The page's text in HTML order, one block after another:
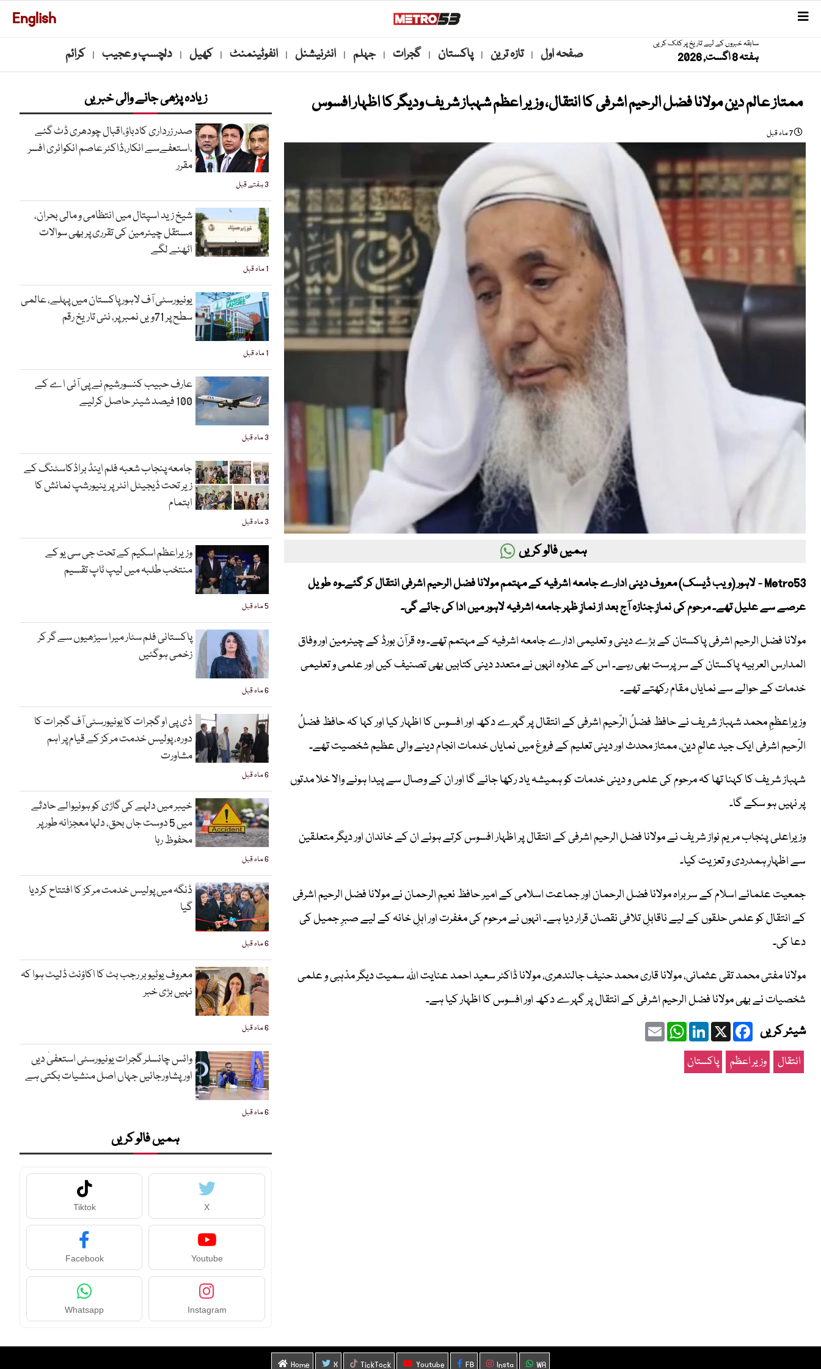
English
سابقہ خبروں کے لیے تاریخ پر کلک کریں
ہفتہ 8 اگست, 2026 صفحہ اول | تازہ ترین | پاکستان | گجرات | جہلم | انٹرنیشنل | انفوٹینمنٹ | کھیل | دلچسپ و عجیب | کرائم
ممتاز عالم دین مولانا فضل الرحیم اشرفی کا انتقال، وزیر اعظم شہباز شریف ودیگر کا اظہار افسوس
7 ماہ قبل
ہمیں فالو کریں
Metro53 - لاہور (ویب ڈیسک) معروف دینی ادارے جامعہ اشرفیہ کے مہتمم مولانا فضل الرحیم اشرفی انتقال کر گئے۔وہ طویل
عرصے سے علیل تھے۔ مرحوم کی نمازِ جنازہ آج بعد از نمازِ ظہر جامعہ اشرفیہ لاہور میں ادا کی جائے گی۔
مولانا فضل الرحیم اشرفی پاکستان کے بڑے دینی و تعلیمی ادارے جامعہ اشرفیہ کے مہتمم تھے۔ وہ قرآن بورڈ کے چیئرمین اور وفاق
المدارس العربیہ پاکستان کے سرپرست بھی رہے۔ اس کے علاوہ انہوں نے متعدد دینی کتابیں بھی تصنیف کیں اور علمی و تعلیمی
خدمات کے حوالے سے نمایاں مقام رکھتے تھے۔
وزیراعظمِ محمد شہباز شریف نے حافظ فضلُ الرّحیم اشرفی کے انتقال پر گہرے دکھ اور افسوس کا اظہار کیا اور کہا کہ حافظ فضلُ
الرّحیم اشرفی ایک جید عالمِ دین، ممتاز محدث اور دینی تعلیم کے فروغ میں نمایاں خدمات انجام دینے والی عظیم شخصیت تھے۔
شہباز شریف کا کہنا تھا کہ مرحوم کی علمی و دینی خدمات کو ہمیشہ یاد رکھا جائے گا اور ان کے وصال سے پیدا ہونے والا خلا مدتوں
پر نہیں ہو سکے گا۔
وزیراعلی پنجاب مریم نواز شریف نے مولانا فضل الرحیم اشرفی کے انتقال پر اظہار افسوس کرتے ہوئے ان کے خاندان اور دیگر متعلقین
سے اظہارِ ہمدردی و تعزیت کیا۔
جمعیت علمائے اسلام کے سربراہ مولانا فضل الرحمان اور جماعت اسلامی کے امیر حافظ نعیم الرحمان نے مولانا فضل الرحیم اشرفی
کے انتقال کو علمی حلقوں کے لیے ناقابلِ تلافی نقصان قرار دیا ہے۔ انہوں نے مرحوم کی مغفرت اور اہلِ خانہ کے لیے صبرِ جمیل کی
دعا کی۔
مولانا مفتی محمد تقی عثمانی، مولانا قاری محمد حنیف جالندھری، مولانا ڈاکٹر سعید احمد عنایت اللہ سمیت دیگر مذہبی و علمی
شخصیات نے بھی مولانا فضل الرحیم اشرفی کے انتقال پر گہرے دکھ اور افسوس کا اظہار کیا ہے۔
شیئر کریں Facebook
X
LinkedIn
WhatsApp
Email
انتقال وزیر اعظم پاکستان
زیادہ پڑھی جانے والی خبریں
3 ہفتے قبل
صدر زرداری کادباؤ،اقبال چودھری ڈٹ گئے
،استعفےسے انکار،ڈاکٹر عاصم انکوائری افسر
مقرر
1 ماہ قبل
شیخ زید اسپتال میں انتظامی و مالی بحران،
مستقل چیئرمین کی تقرری پر بھی سوالات
اٹھنے لگے
1 ماہ قبل
یونیورسٹی آف لاہور پاکستان میں پہلے، عالمی
سطح پر 71ویں نمبر پر، نئی تاریخ رقم
3 ماہ قبل
عارف حبیب کنسورشیم نے پی آئی اے کے
100 فیصد شیئر حاصل کرلیے
3 ماہ قبل
جامعہ پنجاب شعبہ فلم اینڈ براڈکاسٹنگ کے
زیر تحت ڈیجیٹل انٹرپرینیورشپ نمائش کا
اہتمام
5 ماہ قبل
وزیراعظم اسکیم کے تحت جی سی یو کے
منتخب طلبہ میں لیپ ٹاپ تقسیم
6 ماہ قبل
پاکستانی فلم سٹار میرا سیڑھیوں سے گر کر
زخمی ہوگئیں
6 ماہ قبل
ڈی پی او گجرات کا یونیورسٹی آف گجرات کا
دورہ، پولیس خدمت مرکز کے قیام پر اہم
مشاورت
6 ماہ قبل
خیبر میں دلہے کی گاڑی کو ہونیوالے حادثے
میں 5 دوست جاں بحق، دلہا معجزانہ طور پر
محفوظ رہا
6 ماہ قبل
ڈنگہ میں پولیس خدمت مرکز کا افتتاح کردیا
گیا
6 ماہ قبل
معروف یوٹیوبر رجب بٹ کا اکاؤنٹ ڈلیٹ ہوا کہ
نہیں بڑی خبر
6 ماہ قبل
وائس چانسلر گجرات یونیورسٹی استعفیٰ دیں
اورپشاورجائیں جہاں اصل منشیات بکتی ہے
ہمیں فالو کریں
X
Tiktok
Youtube
Facebook
Instagram
Whatsapp
Home X TickTock Youtube FB Insta WA